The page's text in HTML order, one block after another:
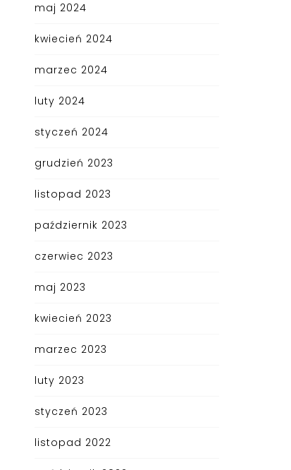
maj 2024
kwiecień 2024
marzec 2024
luty 2024
styczeń 2024
grudzień 2023
listopad 2023
październik 2023
czerwiec 2023
maj 2023
kwiecień 2023
marzec 2023
luty 2023
styczeń 2023
listopad 2022